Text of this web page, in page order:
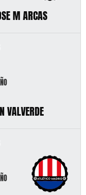
M ARCAS
VALVERDE